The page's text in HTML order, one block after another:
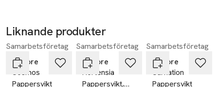
Liknande produkter
Hoppa över bildspelet
Samarbetsföretag
In Flore
Cosmos
Pappersvikt
Samarbetsföretag
In Flore
Hortensia
Pappersvikt,
Samarbetsföretag
In Flore
Carnation
Pappersvikt